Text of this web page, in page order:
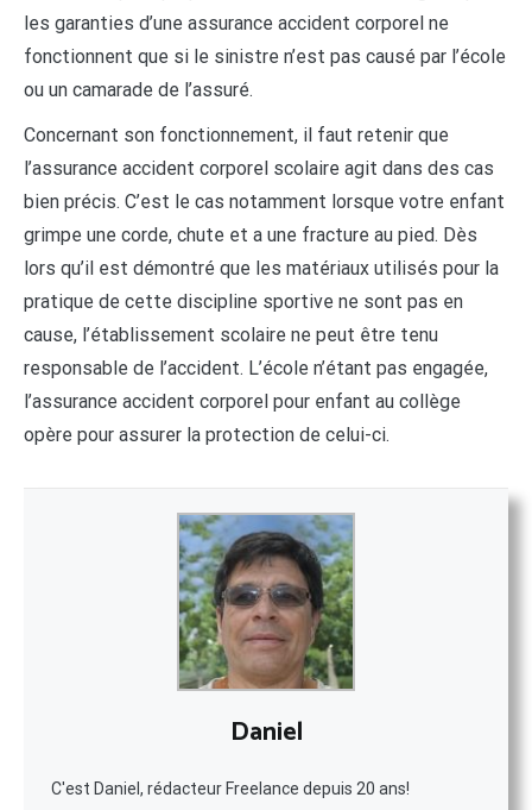
les garanties d’une assurance accident corporel ne
fonctionnent que si le sinistre n’est pas causé par l’école
ou un camarade de l’assuré.
Concernant son fonctionnement, il faut retenir que
l’assurance accident corporel scolaire agit dans des cas
bien précis. C’est le cas notamment lorsque votre enfant
grimpe une corde, chute et a une fracture au pied. Dès
lors qu’il est démontré que les matériaux utilisés pour la
pratique de cette discipline sportive ne sont pas en
cause, l’établissement scolaire ne peut être tenu
responsable de l’accident. L’école n’étant pas engagée,
l’assurance accident corporel pour enfant au collège
opère pour assurer la protection de celui-ci.
Daniel
C'est Daniel, rédacteur Freelance depuis 20 ans!